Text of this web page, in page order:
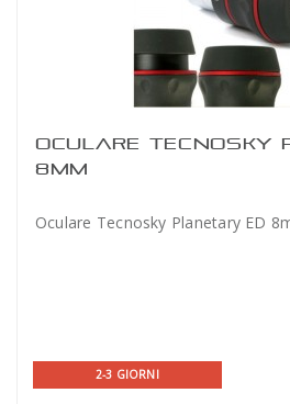
OCULARE TECNOSKY
8MM
Oculare Tecnosky Planetary ED
2-3 GIORNI